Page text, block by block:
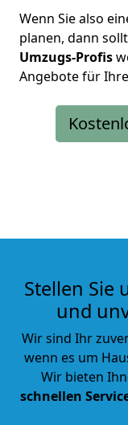
Wenn Sie also
planen, dann
Umzugs-Profis
Angebote für
Stellen Sie
und
Wir sind Ihr
wenn es um
Wir bieten
schnellen